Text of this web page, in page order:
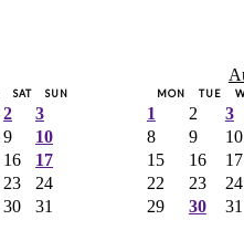
SAT SUN
2
3
9
10
16
17
23
24
30 31
MON TUE
1 2
3
8
9
10
15
16
17
22
23
24
29
30 31